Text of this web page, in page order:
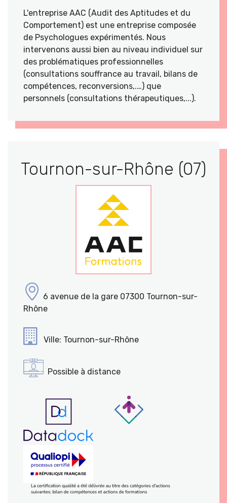
L'entreprise AAC (Audit des Aptitudes et du
Comportement) est une entreprise composée
de Psychologues expérimentés. Nous
intervenons aussi bien au niveau individuel sur
des problématiques professionnelles
(consultations souffrance au travail, bilans de
compétences, reconversions,.…) que
personnels (consultations thérapeutiques,...).
Tournon-sur-Rhône (07)
6 avenue de la gare 07300 Tournon-sur-
Rhône
Ville: Tournon-sur-Rhône
Possible à distance